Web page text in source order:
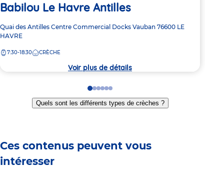
Babilou Le Havre Antilles
Adresse
de
crèche
Quai des Antilles Centre Commercial Docks Vauban 76600 LE
HAVRE
7:30-18:30 CRÈCHE
Voir plus de détails
Go
to
slide
Go
to
slide
Go
to
slide
Go
to
slide
Go
to
slide
Go
to
slide
Quels sont les différents types de crèches ?
Ces contenus peuvent vous
intéresser